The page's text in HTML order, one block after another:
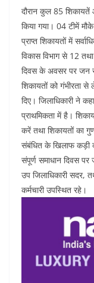
दौरान कुल 85 शिकायतें
किया गया। 04 टीमें
प्राप्त शिकायतों में
विकास विभाग से 12
दिवस के अवसर पर जन
शिकायतों को गंभीरता से
दिए। जिलाधिकारी ने
प्राथमिकता में है।
करें तथा शिकायतों का
संबंधित के खिलाफ कड़ी
संपूर्ण समाधान दिवस
उप जिलाधिकारी सदर,
कर्मचारी उपस्थित रहे।